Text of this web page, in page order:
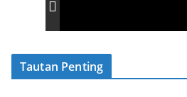
Tautan Penting